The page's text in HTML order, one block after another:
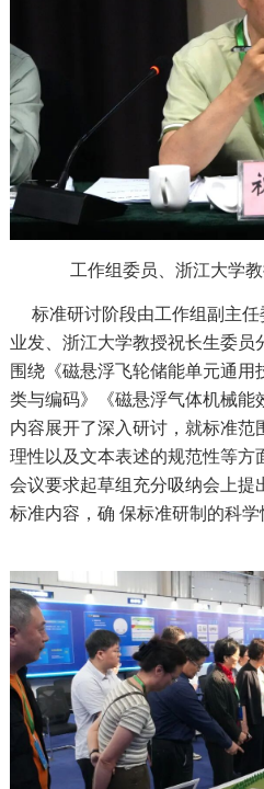
工作组委员、浙江大学
标准研讨阶段由工作组副主任
业发、浙江大学教授祝长生委
围绕《磁悬浮飞轮储能单元通
类与编码》《磁悬浮气体机械
内容展开了深入研讨，就标准
理性以及文本表述的规范性等方
会议要求起草组充分吸纳会上
标准内容，确 保标准研制的科学